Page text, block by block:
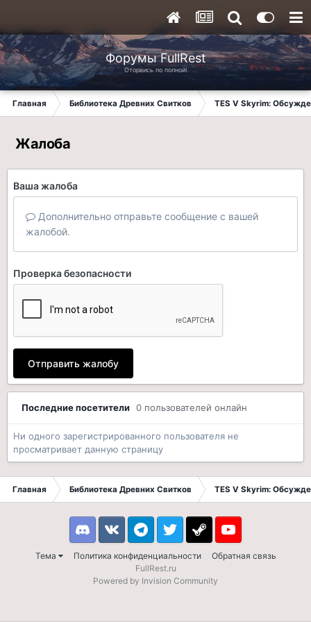
Форумы FullRest
Оторвись по полной!
Главная Библиотека Древних Свитков TES V Skyrim:
Жалоба
Ваша жалоба
Дополнительно отправьте сообщение с вашей
жалобой.
Проверка безопасности
Отправить жалобу
Последние посетители 0 пользователей онлайн
Ни одного зарегистрированного пользователя не
просматривает данную страницу
Главная Библиотека Древних Свитков TES V Skyrim:
Тема Политика конфиденциальности Обратная связь
DiscordVK TelegramTwitter Steam Youtube
FullRest.ru
Powered by Invision Community